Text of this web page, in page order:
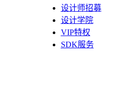
设计师招募
设计学院
VIP特权
SDK服务